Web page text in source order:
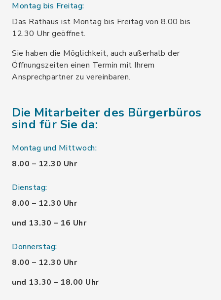
Montag bis Freitag:
Das Rathaus ist Montag bis Freitag von 8.00 bis
12.30 Uhr geöffnet.
Sie haben die Möglichkeit, auch außerhalb der
Öffnungszeiten einen Termin mit Ihrem
Ansprechpartner zu vereinbaren.
Die Mitarbeiter des Bürgerbüros
sind für Sie da:
Montag und Mittwoch:
8.00 – 12.30 Uhr
Dienstag:
8.00 – 12.30 Uhr
und 13.30 – 16 Uhr
Donnerstag:
8.00 – 12.30 Uhr
und 13.30 – 18.00 Uhr